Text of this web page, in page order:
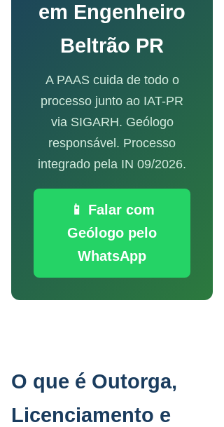
em Engenheiro
Beltrão PR
A PAAS cuida de todo o
processo junto ao IAT-PR
via SIGARH. Geólogo
responsável. Processo
integrado pela IN 09/2026.
📱 Falar com
Geólogo pelo
WhatsApp
O que é Outorga,
Licenciamento e